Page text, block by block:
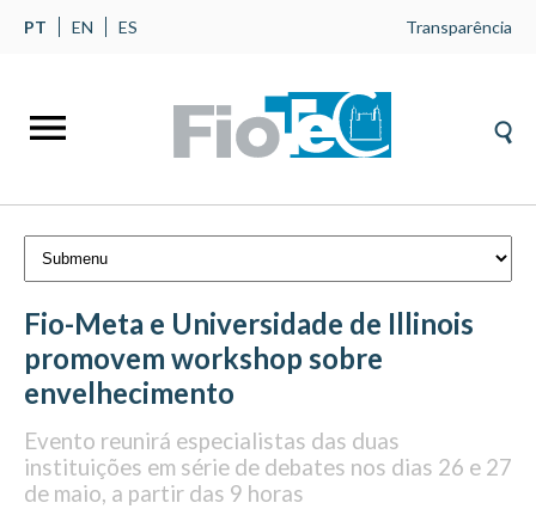
PT EN ES Transparência
Fio-Meta e Universidade de Illinois
promovem workshop sobre
envelhecimento
Evento reunirá especialistas das duas
instituições em série de debates nos dias 26 e 27
de maio, a partir das 9 horas